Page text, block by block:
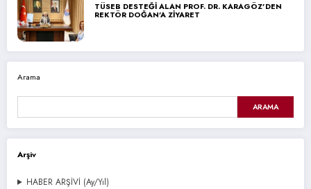
TÜSEB DESTEĞİ ALAN PROF. DR. KARAGÖZ’DEN
REKTÖR DOĞAN’A ZİYARET
Arama
ARAMA
Arşiv
HABER ARŞİVİ (Ay/Yıl)